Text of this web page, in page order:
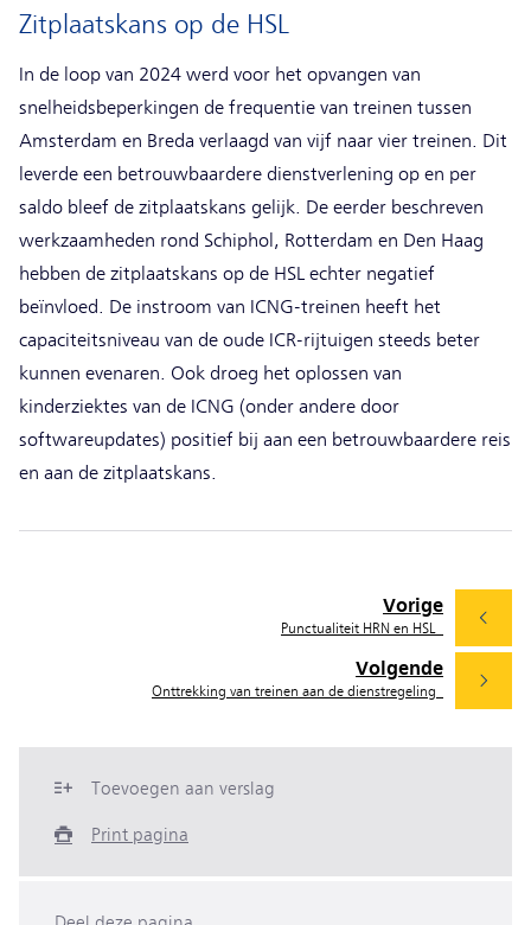
Zitplaatskans op de HSL
In de loop van 2024 werd voor het opvangen van
snelheidsbeperkingen de frequentie van treinen tussen
Amsterdam en Breda verlaagd van vijf naar vier treinen. Dit
leverde een betrouwbaardere dienstverlening op en per
saldo bleef de zitplaatskans gelijk. De eerder beschreven
werkzaamheden rond Schiphol, Rotterdam en Den Haag
hebben de zitplaatskans op de HSL echter negatief
beïnvloed. De instroom van ICNG-treinen heeft het
capaciteitsniveau van de oude ICR-rijtuigen steeds beter
kunnen evenaren. Ook droeg het oplossen van
kinderziektes van de ICNG (onder andere door
softwareupdates) positief bij aan een betrouwbaardere reis
en aan de zitplaatskans.
Volgende
Onttrekking van treinen aan de dienstregeling
Vorige
Punctualiteit HRN en HSL
Toevoegen aan verslag
Print pagina